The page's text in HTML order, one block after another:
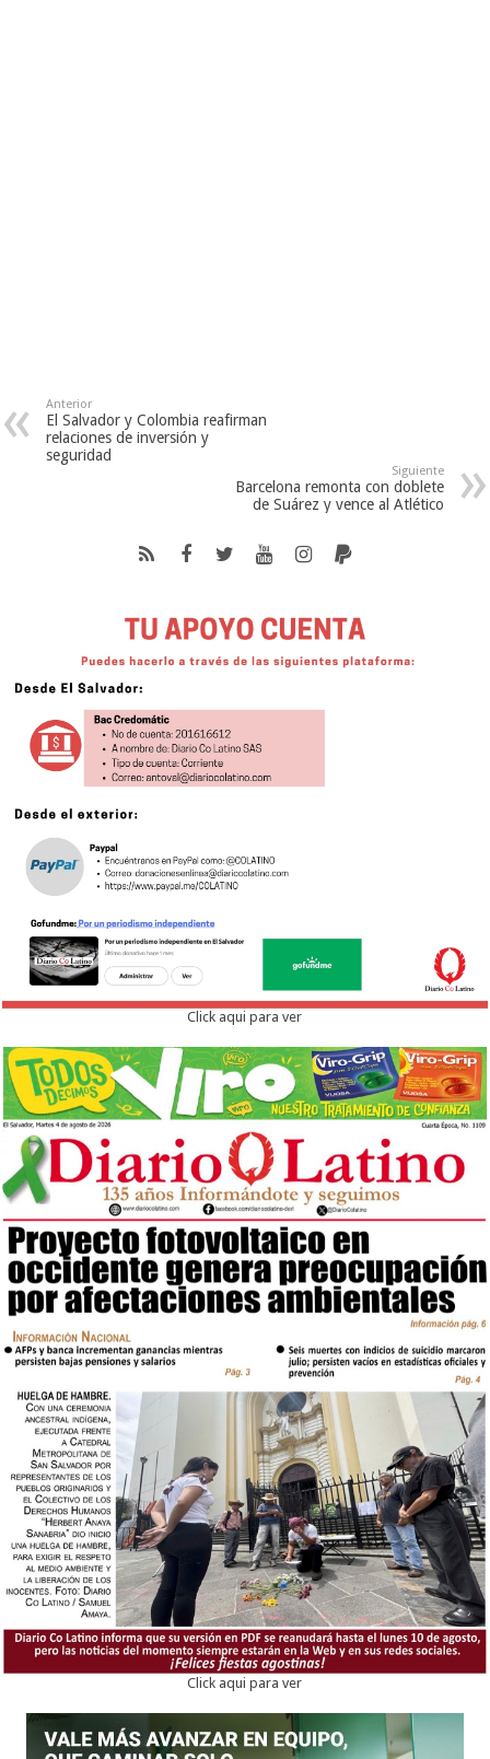
Anterior
El Salvador y Colombia reafirman
relaciones de inversión y
seguridad
Siguiente
Barcelona remonta con doblete
de Suárez y vence al Atlético
Click aqui para ver
Click aqui para ver